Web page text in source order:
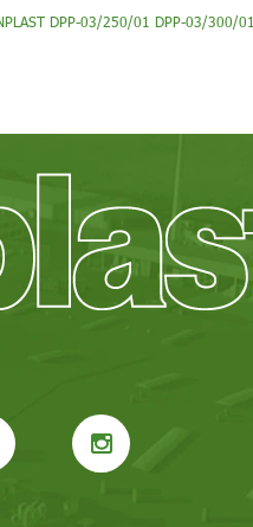
DPP-03/250/01 DPP-03/300/01